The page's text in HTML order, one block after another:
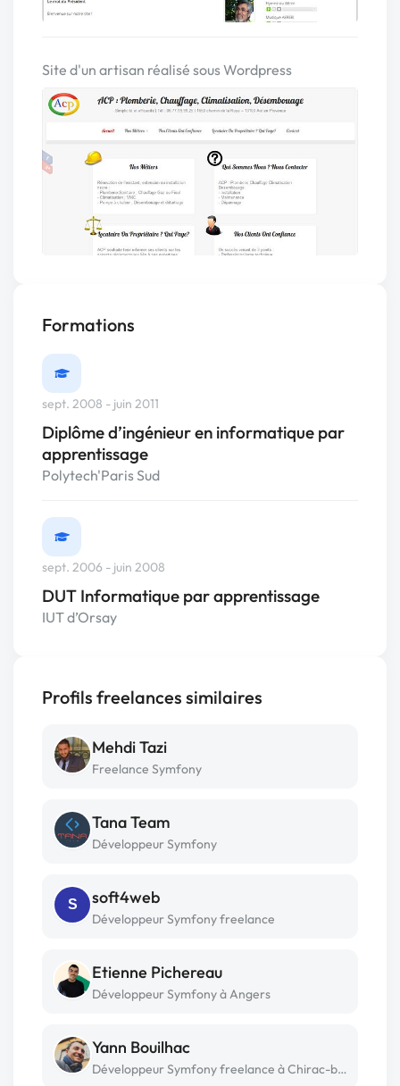
Site d'un artisan réalisé sous Wordpress
Formations
sept. 2008 - juin 2011
Diplôme d’ingénieur en informatique par
apprentissage
Polytech'Paris Sud
sept. 2006 - juin 2008
DUT Informatique par apprentissage
IUT d’Orsay
Profils freelances similaires
Mehdi Tazi
Freelance Symfony
Tana Team
Développeur Symfony
S soft4web
Développeur Symfony freelance
Etienne Pichereau
Développeur Symfony à Angers
Yann Bouilhac
Développeur Symfony freelance à Chirac-bellevue